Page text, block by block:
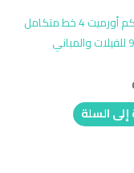
نظام انتركم أورميت 4 خط متكامل
925/104 للفيلات والمباني
السلة